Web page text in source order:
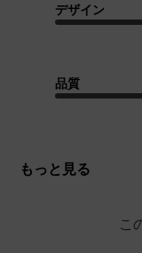
デザイン
品質
もっと見る
こ